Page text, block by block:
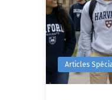
Articles